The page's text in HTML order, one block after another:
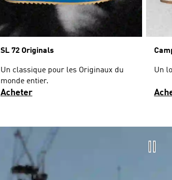
SL 72 Originals
Un classique pour les Originaux du
monde entier.
Acheter
Un